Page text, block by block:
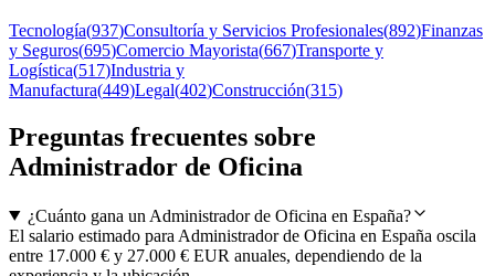
Tecnología(937)Consultoría y Servicios Profesionales(892)Finanzas
y Seguros(695)Comercio Mayorista(667)Transporte y
Logística(517)Industria y
Manufactura(449)Legal(402)Construcción(315)
Preguntas frecuentes sobre
Administrador de Oficina
¿Cuánto gana un Administrador de Oficina en España?
El salario estimado para Administrador de Oficina en España oscila
entre 17.000 € y 27.000 € EUR anuales, dependiendo de la